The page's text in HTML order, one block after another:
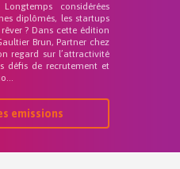
considérées
diplômés, les startups
? Dans cette édition
Brun, Partner chez
regard sur l’attractivité
défis de recrutement et
emissions